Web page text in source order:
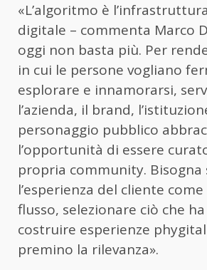
«L’algoritmo è
digitale – commenta Marco
oggi non basta più. Per
in cui le persone vogliano
esplorare e innamorarsi,
l’azienda, il brand,
personaggio pubblico
l’opportunità di essere
propria community. Bisogna
l’esperienza del cliente
flusso, selezionare ciò che
costruire esperienze
premino la rilevanza».